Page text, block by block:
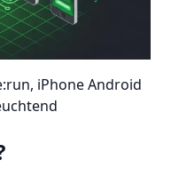
iPhone Android